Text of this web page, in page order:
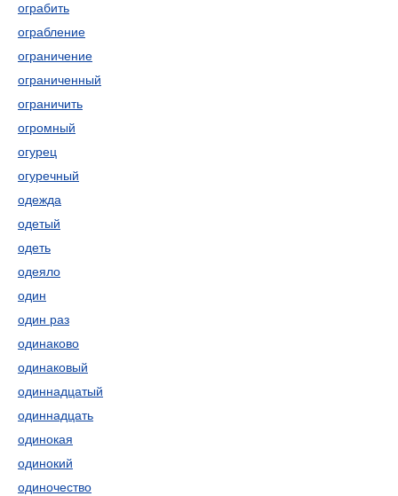
ограбить
ограбление
ограничение
ограниченный
ограничить
огромный
огурец
огуречный
одежда
одетый
одеть
одеяло
один
один раз
одинаково
одинаковый
одиннадцатый
одиннадцать
одинокая
одинокий
одиночество